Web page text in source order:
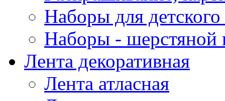
Наборы для
Наборы - шерстяной
Лента декоративная
Лента атласная